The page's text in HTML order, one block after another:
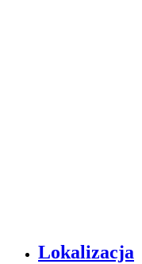
Lokalizacja